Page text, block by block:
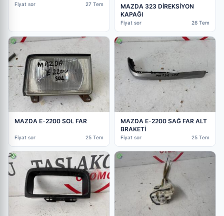
Fiyat sor 27 Tem
MAZDA 323 DİREKSİYON
KAPAĞI
Fiyat sor 26 Tem
MAZDA E-2200 SOL FAR
Fiyat sor 25 Tem
MAZDA E-2200 SAĞ FAR ALT
BRAKETİ
Fiyat sor 25 Tem